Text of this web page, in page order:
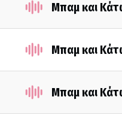
Μπαμ και
Μπαμ και
Μπαμ και